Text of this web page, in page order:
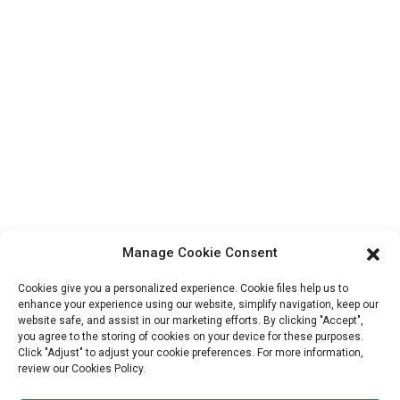
HuiZhou, 516157, Chine
fannie@hzdlpack.com
+86 13410678885
Bulletins D'information
Manage Cookie Consent
Cookies give you a personalized experience. Cookie files help us to
enhance your experience using our website, simplify navigation, keep our
website safe, and assist in our marketing efforts. By clicking "Accept",
you agree to the storing of cookies on your device for these purposes.
Click "Adjust" to adjust your cookie preferences. For more information,
review our Cookies Policy.